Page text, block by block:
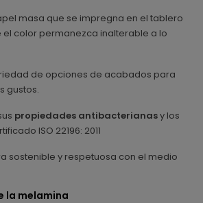
masa que se impregna en el tablero
el color permanezca inalterable a lo
de opciones de acabados para
gustos.
propiedades antibacterianasy los
ISO 22196: 2011
sostenible y respetuosa con el medio
la melamina